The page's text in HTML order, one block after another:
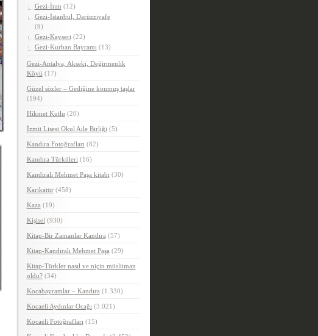
Gezi-İran (12)
Gezi-İstanbul, Darüzziyafe
(9)
Gezi-Kayseri (22)
Gezi-Kurban Bayramı (13)
Gezi-Antalya, Akseki, Değirmenlik
Köyü (17)
Güzel sözler – Gediğine konmuş taşlar
(194)
Hikmet Kutlu (20)
İzmit Lisesi Okul Aile Birliği (5)
Kandıra Fotoğrafları (82)
Kandıra Türküleri (16)
Kandıralı Mehmet Paşa kitabı (30)
Karikatür(458)
Kaza (19)
Kişisel (930)
Kitap-Bir Zamanlar Kandıra (57)
Kitap-Kandıralı Mehmet Paşa (29)
Kitap-Türkler nasıl ve niçin müslüman
oldu?(34)
Kocabayramlar – Kandıra (1.330)
Kocaeli Aydınlar Ocağı (3.021)
Kocaeli Fotoğrafları (15)